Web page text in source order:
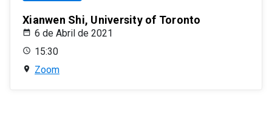
Xianwen Shi, University of Toronto
6 de Abril de 2021
15:30
Zoom